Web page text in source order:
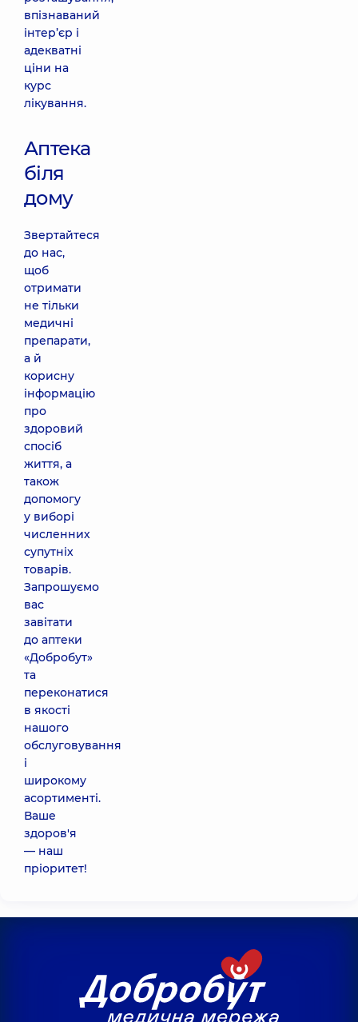
впізнаваний
інтер’єр і
адекватні
ціни на
курс
лікування.
Аптека
біля
дому
Звертайтеся
до нас,
щоб
отримати
не тільки
медичні
препарати,
а й
корисну
інформацію
про
здоровий
спосіб
життя, а
також
допомогу
у виборі
численних
супутніх
товарів.
Запрошуємо
вас
завітати
до аптеки
«Добробут»
та
переконатися
в якості
нашого
обслуговування
і
широкому
асортименті.
Ваше
здоров'я
— наш
пріоритет!